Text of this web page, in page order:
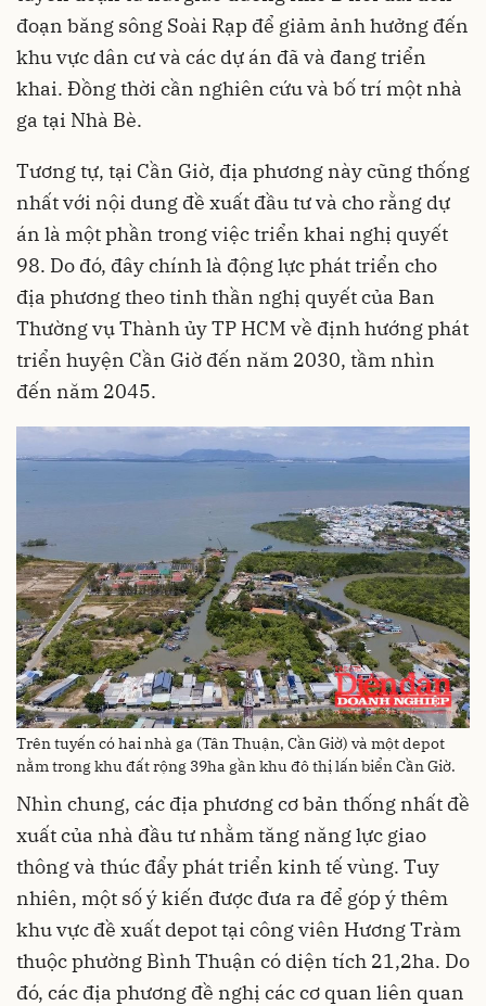
đoạn băng sông Soài Rạp để giảm ảnh hưởng đến
khu vực dân cư và các dự án đã và đang triển
khai. Đồng thời cần nghiên cứu và bố trí một nhà
ga tại Nhà Bè.
Tương tự, tại Cần Giờ, địa phương này cũng thống
nhất với nội dung đề xuất đầu tư và cho rằng dự
án là một phần trong việc triển khai nghị quyết
98. Do đó, đây chính là động lực phát triển cho
địa phương theo tinh thần nghị quyết của Ban
Thường vụ Thành ủy TP HCM về định hướng phát
triển huyện Cần Giờ đến năm 2030, tầm nhìn
đến năm 2045.
Trên tuyến có hai nhà ga (Tân Thuận, Cần Giờ) và một depot
nằm trong khu đất rộng 39ha gần khu đô thị lấn biển Cần Giờ.
Nhìn chung, các địa phương cơ bản thống nhất đề
xuất của nhà đầu tư nhằm tăng năng lực giao
thông và thúc đẩy phát triển kinh tế vùng. Tuy
nhiên, một số ý kiến được đưa ra để góp ý thêm
khu vực đề xuất depot tại công viên Hương Tràm
thuộc phường Bình Thuận có diện tích 21,2ha. Do
đó, các địa phương đề nghị các cơ quan liên quan